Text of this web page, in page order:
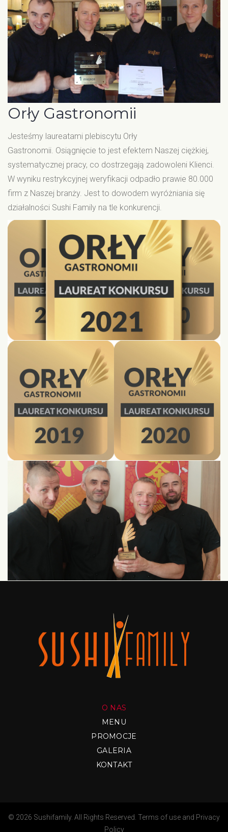
Orły Gastronomii
Jesteśmy laureatami plebiscytu Orły
Gastronomii. Osiągnięcie to jest efektem Naszej ciężkiej,
systematycznej pracy, co dostrzegają zadowoleni Klienci.
W wyniku restrykcyjnej weryfikacji odpadło prawie 80.000
firm z Naszej branży. Jest to dowodem wyróżniania się
działalności Sushi Family na tle konkurencji.
O NAS
MENU
PROMOCJE
GALERIA
KONTAKT
© 2026 Sushifamily. All Rights Reserved. Terms of use and Privacy
Policy